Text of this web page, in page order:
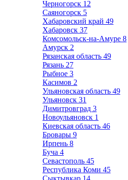
Черногорск 12
Саяногорск 5
Хабаровский край 49
Хабаровск 37
Комсомольск-на-Амуре 8
Амурск 2
Рязанская область 49
Рязань 27
Рыбное 3
Касимов 2
Ульяновская область 49
Ульяновск 31
Димитровград 3
Новоульяновск 1
Киевская область 46
Бровары 9
Ирпень 8
Буча 4
Севастополь 45
Республика Коми 45
Сыктывкар 14